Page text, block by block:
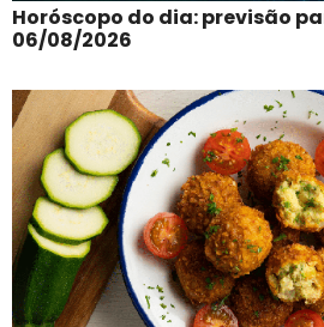
Horóscopo do dia: previsão
06/08/2026